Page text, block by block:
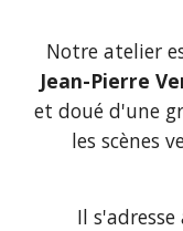
Notre atelier
Jean-Pierre
et doué d'une
les scènes
Il